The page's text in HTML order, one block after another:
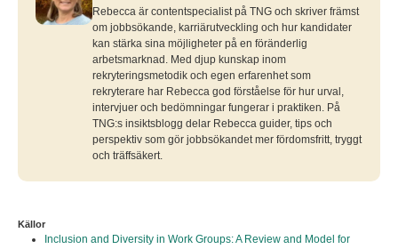
Rebecca är contentspecialist på TNG och skriver främst
om jobbsökande, karriärutveckling och hur kandidater
kan stärka sina möjligheter på en föränderlig
arbetsmarknad. Med djup kunskap inom
rekryteringsmetodik och egen erfarenhet som
rekryterare har Rebecca god förståelse för hur urval,
intervjuer och bedömningar fungerar i praktiken. På
TNG:s insiktsblogg delar Rebecca guider, tips och
perspektiv som gör jobbsökandet mer fördomsfritt, tryggt
och träffsäkert.
Källor
Inclusion and Diversity in Work Groups: A Review and Model for